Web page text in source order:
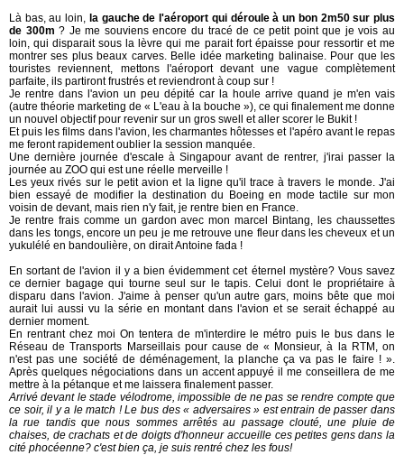
Là bas, au loin, la gauche de l'aéroport qui déroule à un bon 2m50 sur plus
de 300m ? Je me souviens encore du tracé de ce petit point que je vois au
loin, qui disparait sous la lèvre qui me parait fort épaisse pour ressortir et me
montrer ses plus beaux carves. Belle idée marketing balinaise. Pour que les
touristes reviennent, mettons l'aéroport devant une vague complètement
parfaite, ils partiront frustrés et reviendront à coup sur !
Je rentre dans l'avion un peu dépité car la houle arrive quand je m'en vais
(autre théorie marketing de « L'eau à la bouche »), ce qui finalement me donne
un nouvel objectif pour revenir sur un gros swell et aller scorer le Bukit !
Et puis les films dans l'avion, les charmantes hôtesses et l'apéro avant le repas
me feront rapidement oublier la session manquée.
Une dernière journée d'escale à Singapour avant de rentrer, j'irai passer la
journée au ZOO qui est une réelle merveille !
Les yeux rivés sur le petit avion et la ligne qu'il trace à travers le monde. J'ai
bien essayé de modifier la destination du Boeing en mode tactile sur mon
voisin de devant, mais rien n'y fait, je rentre bien en France.
Je rentre frais comme un gardon avec mon marcel Bintang, les chaussettes
dans les tongs, encore un peu je me retrouve une fleur dans les cheveux et un
yukulélé en bandoulière, on dirait Antoine fada !
En sortant de l'avion il y a bien évidemment cet éternel mystère? Vous savez
ce dernier bagage qui tourne seul sur le tapis. Celui dont le propriétaire à
disparu dans l'avion. J'aime à penser qu'un autre gars, moins bête que moi
aurait lui aussi vu la série en montant dans l'avion et se serait échappé au
dernier moment.
En rentrant chez moi On tentera de m'interdire le métro puis le bus dans le
Réseau de Transports Marseillais pour cause de « Monsieur, à la RTM, on
n'est pas une société de déménagement, la planche ça va pas le faire ! ».
Après quelques négociations dans un accent appuyé il me conseillera de me
mettre à la pétanque et me laissera finalement passer.
Arrivé devant le stade vélodrome, impossible de ne pas se rendre compte que
ce soir, il y a le match ! Le bus des « adversaires » est entrain de passer dans
la rue tandis que nous sommes arrêtés au passage clouté, une pluie de
chaises, de crachats et de doigts d'honneur accueille ces petites gens dans la
cité phocéenne? c'est bien ça, je suis rentré chez les fous!